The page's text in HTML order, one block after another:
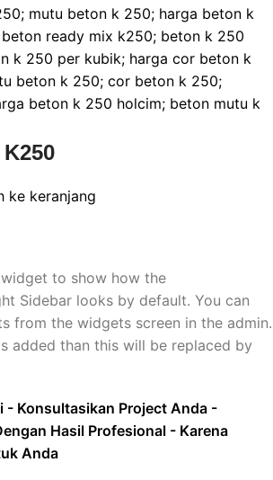
ke keranjang
to show how the
Sidebar looks by default. You can
from the widgets screen in the admin.
added than this will be replaced by
- Konsultasikan Project Anda -
Hasil Profesional - Karena
Anda